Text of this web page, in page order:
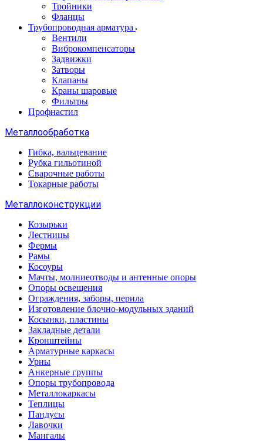
Тройники
Фланцы
Трубопроводная арматура
Вентили
Виброкомпенсаторы
Задвижки
Затворы
Клапаны
Краны шаровые
Фильтры
Профнастил
Металлообработка
Гибка, вальцевание
Рубка гильотиной
Сварочные работы
Токарные работы
Металлоконструкции
Козырьки
Лестницы
Фермы
Рамы
Косоуры
Мачты, молниеотводы и антенные опоры
Опоры освещения
Ограждения, заборы, перила
Изготовление блочно-модульных зданий
Косынки, пластины
Закладные детали
Кронштейны
Арматурные каркасы
Урны
Анкерные группы
Опоры трубопровода
Металлокаркасы
Теплицы
Пандусы
Лавочки
Мангалы